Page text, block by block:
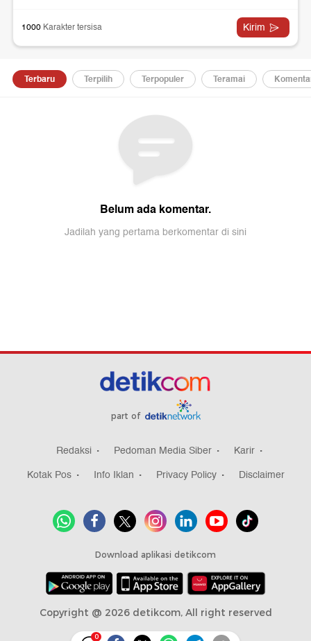
0
part of
Redaksi Pedoman Media Siber
Karir
Kotak Pos
Info Iklan Privacy Policy Disclaimer
Download aplikasi detikcom
Copyright @ 2026 detikcom, All right reserved